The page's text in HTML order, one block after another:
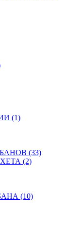
(1)
(33)
(2)
(10)